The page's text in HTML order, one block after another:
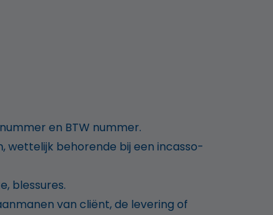
en BTW nummer.
wettelijk behorende bij een incasso-
blessures.
van cliënt, de levering of